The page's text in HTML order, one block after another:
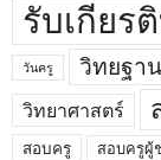
รับเกียร
วันครู วิทยฐา
วิทยาศาสตร์
สอบครู สอบครูผู้